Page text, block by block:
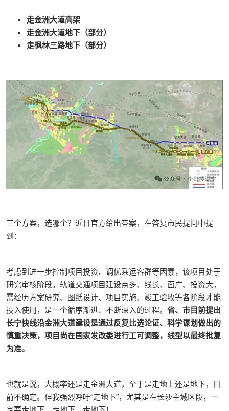
走金洲大道高架
走金洲大道地下（部分）
走枫林三路地下（部分）
三个方案，选哪个？近日官方给出答案，在答复市民提问中提
到：
考虑到进一步控制项目投资、调优乘运客群等因素，该项目处于
研究审核阶段。轨道交通项目建设点多、线长、面广、投资大，
需经历方案研究、图纸设计、项目实施、竣工验收等各阶段才能
投入使用，是一个循序渐进、不断深入的过程。 省、市目前提出
长宁快线沿金洲大道建设是通过反复比选论证、科学谋划做出的
慎重决策，项目尚在国家发改委进行工可调整，线型以最终批复
为准。
也就是说，大概率还是走金洲大道，至于是走地上还是地下，目
前不确定。但我强烈呼吁“走地下”，尤其是在长沙主城区段，一